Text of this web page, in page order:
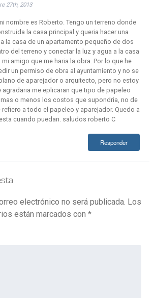
27th, 2013
nombre es Roberto. Tengo un terreno donde
la casa principal y queria hacer una
la casa de un apartamento pequeño de dos
del terreno y conectar la luz y agua a la casa
amigo que me haria la obra. Por lo que he
un permiso de obra al ayuntamiento y no se
de aparejador o arquitecto, pero no estoy
agradaria me eplicaran que tipo de papeleo
mas o menos los costos que supondria, no de
refiero a todo el papeleo y aparejador. Quedo a
cuando puedan. saludos roberto C
Responder
electrónico no será publicada. Los
están marcados con *